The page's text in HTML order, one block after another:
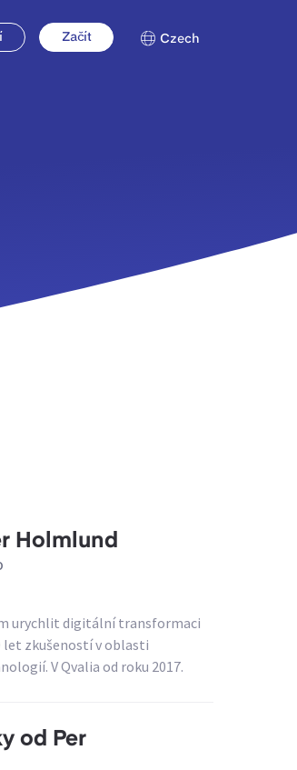
Začít Czech
Holmlund
urychlit digitální transformaci
let zkušeností v oblasti
V Qvalia od roku 2017.
od Per